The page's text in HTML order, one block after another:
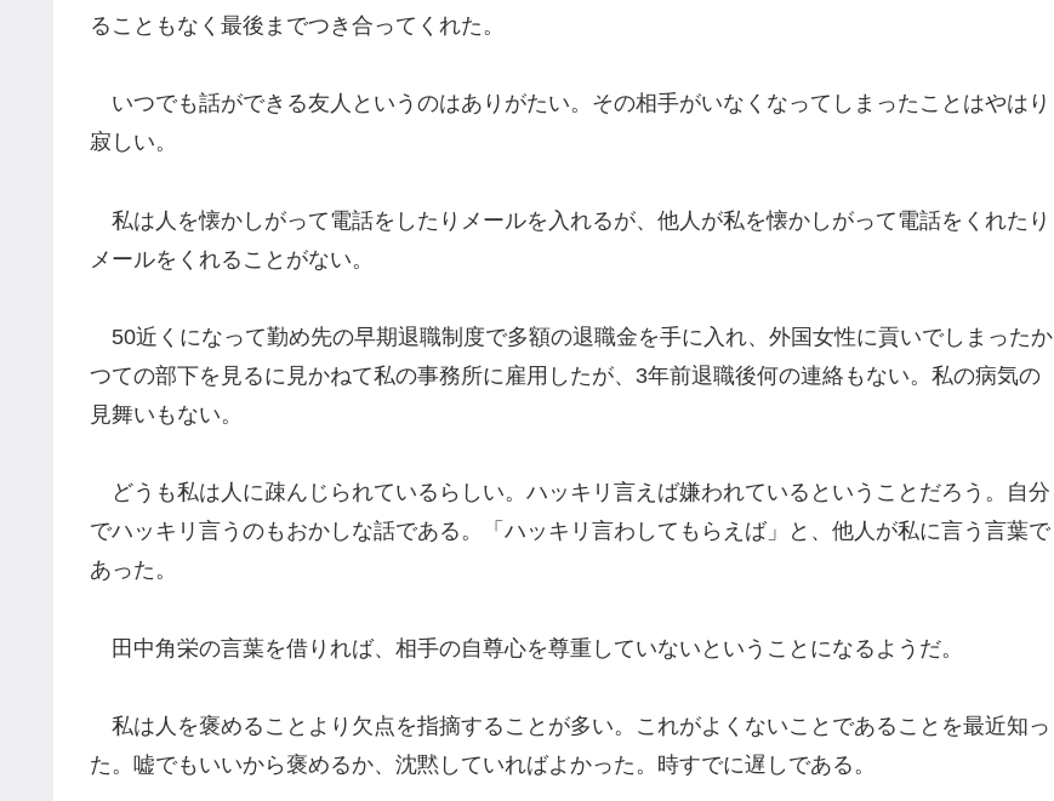
ることもなく最後までつき合ってくれた。
いつでも話ができる友人というのはありがたい。その相手がいなくなってしまったことはやはり
寂しい。
私は人を懐かしがって電話をしたりメールを入れるが、他人が私を懐かしがって電話をくれたり
メールをくれることがない。
50近くになって勤め先の早期退職制度で多額の退職金を手に入れ、外国女性に貢いでしまったか
つての部下を見るに見かねて私の事務所に雇用したが、3年前退職後何の連絡もない。私の病気の
見舞いもない。
どうも私は人に疎んじられているらしい。ハッキリ言えば嫌われているということだろう。自分
でハッキリ言うのもおかしな話である。「ハッキリ言わしてもらえば」と、他人が私に言う言葉で
あった。
田中角栄の言葉を借りれば、相手の自尊心を尊重していないということになるようだ。
私は人を褒めることより欠点を指摘することが多い。これがよくないことであることを最近知っ
た。嘘でもいいから褒めるか、沈黙していればよかった。時すでに遅しである。